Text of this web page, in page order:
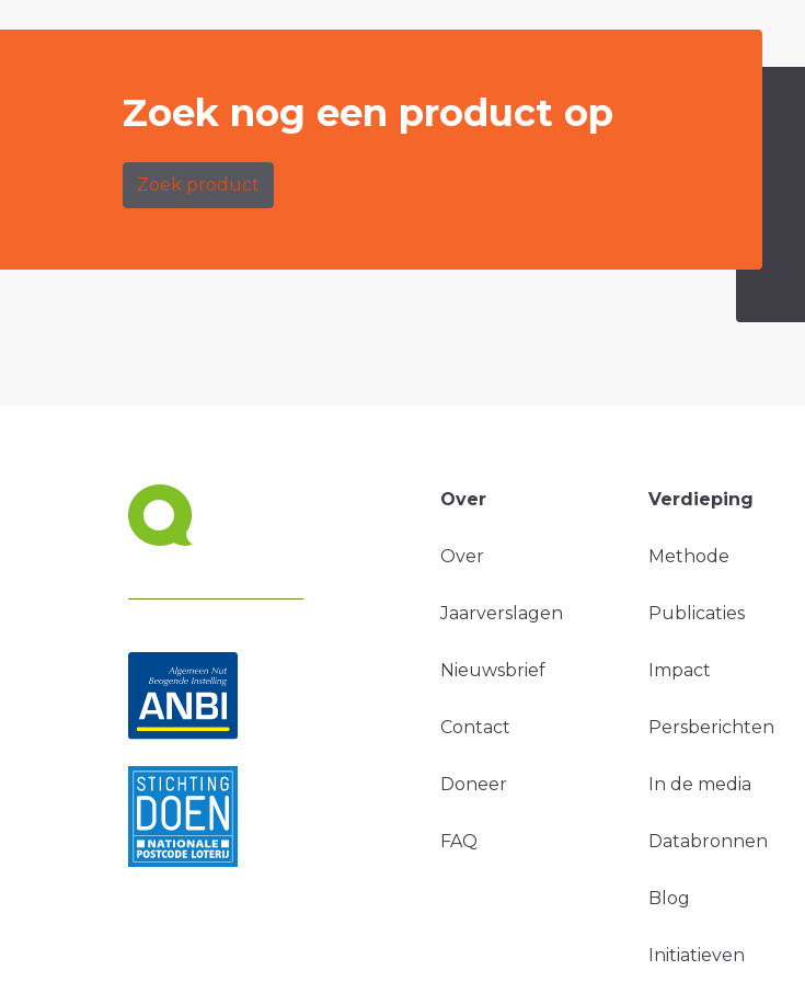
Zoek nog een product op
Zoek product
Over
Over
Jaarverslagen
Nieuwsbrief
Contact
Doneer
FAQ
Verdieping
Methode
Publicaties
Impact
Persberichten
In de media
Databronnen
Blog
Initiatieven